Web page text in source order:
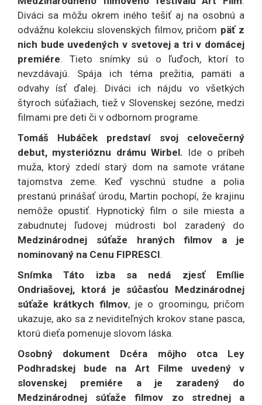
Diváci sa môžu okrem iného tešiť aj na osobnú a
odvážnu kolekciu slovenských filmov, pričom päť z
nich bude uvedených v svetovej a tri v domácej
premiére. Tieto snímky sú o ľuďoch, ktorí to
nevzdávajú. Spája ich téma prežitia, pamäti a
odvahy ísť ďalej. Diváci ich nájdu vo všetkých
štyroch súťažiach, tiež v Slovenskej sezóne, medzi
filmami pre deti či v odbornom programe.
Tomáš Hubáček predstaví svoj celovečerný
debut, mysterióznu drámu Wirbel. Ide o príbeh
muža, ktorý zdedí starý dom na samote vrátane
tajomstva zeme. Keď vyschnú studne a polia
prestanú prinášať úrodu, Martin pochopí, že krajinu
nemôže opustiť. Hypnotický film o sile miesta a
zabudnutej ľudovej múdrosti bol zaradený do
Medzinárodnej súťaže hraných filmov a je
nominovaný na Cenu FIPRESCI.
Snímka Táto izba sa nedá zjesť Emílie
Ondriašovej, ktorá je súčasťou Medzinárodnej
súťaže krátkych filmov, je o groomingu, pričom
ukazuje, ako sa z neviditeľných krokov stane pasca,
ktorú dieťa pomenuje slovom láska.
Osobný dokument Dcéra môjho otca Ley
Podhradskej bude na Art Filme uvedený v
slovenskej premiére a je zaradený do
Medzinárodnej súťaže filmov zo strednej a